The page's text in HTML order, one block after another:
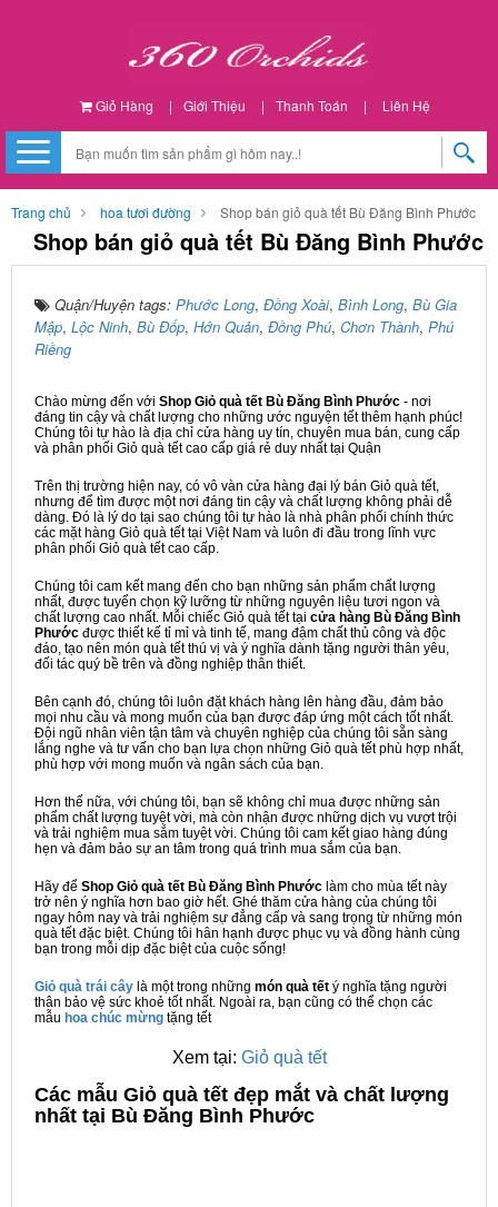
Giỏ Hàng | Giới Thiệu | Thanh Toán | Liên Hệ
Trang chủ hoa tươi đường Shop bán giỏ quà tết Bù Đăng Bình Phước
Shop bán giỏ quà tết Bù Đăng Bình Phước
Quận/Huyện tags: Phước Long, Đồng Xoài, Bình Long, Bù Gia
Mập, Lộc Ninh, Bù Đốp, Hớn Quản, Đồng Phú, Chơn Thành, Phú
Riềng
Chào mừng đến với Shop Giỏ quà tết Bù Đăng Bình Phước - nơi
đáng tin cậy và chất lượng cho những ước nguyện tết thêm hạnh phúc!
Chúng tôi tự hào là địa chỉ cửa hàng uy tín, chuyên mua bán, cung cấp
và phân phối Giỏ quà tết cao cấp giá rẻ duy nhất tại Quận
Trên thị trường hiện nay, có vô vàn cửa hàng đại lý bán Giỏ quà tết,
nhưng để tìm được một nơi đáng tin cậy và chất lượng không phải dễ
dàng. Đó là lý do tại sao chúng tôi tự hào là nhà phân phối chính thức
các mặt hàng Giỏ quà tết tại Việt Nam và luôn đi đầu trong lĩnh vực
phân phối Giỏ quà tết cao cấp.
Chúng tôi cam kết mang đến cho bạn những sản phẩm chất lượng
nhất, được tuyển chọn kỹ lưỡng từ những nguyên liệu tươi ngon và
chất lượng cao nhất. Mỗi chiếc Giỏ quà tết tại cửa hàng Bù Đăng Bình
Phước được thiết kế tỉ mỉ và tinh tế, mang đậm chất thủ công và độc
đáo, tạo nên món quà tết thú vị và ý nghĩa dành tặng người thân yêu,
đối tác quý bề trên và đồng nghiệp thân thiết.
Bên cạnh đó, chúng tôi luôn đặt khách hàng lên hàng đầu, đảm bảo
mọi nhu cầu và mong muốn của bạn được đáp ứng một cách tốt nhất.
Đội ngũ nhân viên tận tâm và chuyên nghiệp của chúng tôi sẵn sàng
lắng nghe và tư vấn cho bạn lựa chọn những Giỏ quà tết phù hợp nhất,
phù hợp với mong muốn và ngân sách của bạn.
Hơn thế nữa, với chúng tôi, bạn sẽ không chỉ mua được những sản
phẩm chất lượng tuyệt vời, mà còn nhận được những dịch vụ vượt trội
và trải nghiệm mua sắm tuyệt vời. Chúng tôi cam kết giao hàng đúng
hẹn và đảm bảo sự an tâm trong quá trình mua sắm của bạn.
Hãy để Shop Giỏ quà tết Bù Đăng Bình Phước làm cho mùa tết này
trở nên ý nghĩa hơn bao giờ hết. Ghé thăm cửa hàng của chúng tôi
ngay hôm nay và trải nghiệm sự đẳng cấp và sang trọng từ những món
quà tết đặc biệt. Chúng tôi hân hạnh được phục vụ và đồng hành cùng
bạn trong mỗi dịp đặc biệt của cuộc sống!
Giỏ quà trái cây là một trong những món quà tết ý nghĩa tặng người
thân bảo vệ sức khoẻ tốt nhất. Ngoài ra, bạn cũng có thể chọn các
mẫu hoa chúc mừng tặng tết
Xem tại: Giỏ quà tết
Các mẫu Giỏ quà tết đẹp mắt và chất lượng
nhất tại Bù Đăng Bình Phước